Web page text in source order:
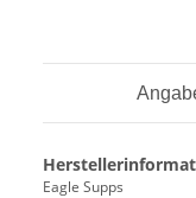
Eagle Supps